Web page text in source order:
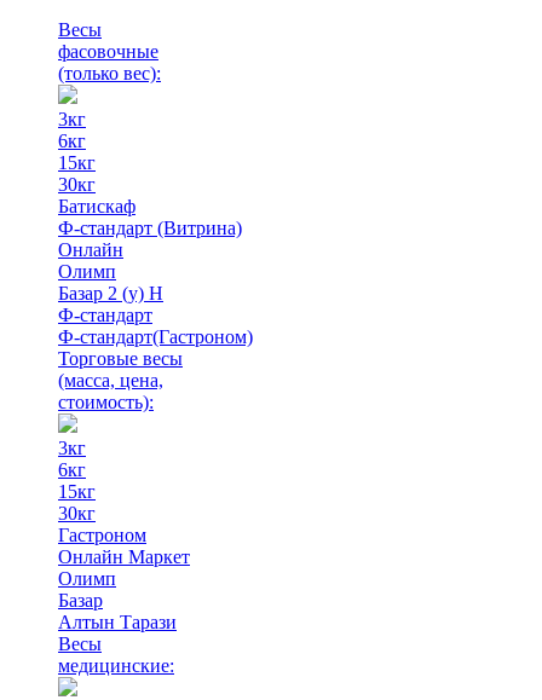
Весы
фасовочные
(только вес):
3кг
6кг
15кг
30кг
Батискаф
Ф-стандарт (Витрина)
Онлайн
Олимп
Базар 2 (у) Н
Ф-стандарт
Ф-стандарт(Гастроном)
Торговые весы
(масса, цена,
стоимость):
3кг
6кг
15кг
30кг
Гастроном
Онлайн Маркет
Олимп
Базар
Алтын Тарази
Весы
медицинские: